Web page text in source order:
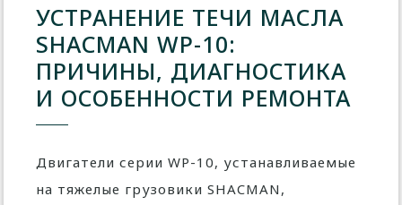
УСТРАНЕНИЕ ТЕЧИ МАСЛА
SHACMAN WP-10:
ПРИЧИНЫ, ДИАГНОСТИКА
И ОСОБЕННОСТИ РЕМОНТА
Двигатели серии WP-10, устанавливаемые
на тяжелые грузовики SHACMAN,